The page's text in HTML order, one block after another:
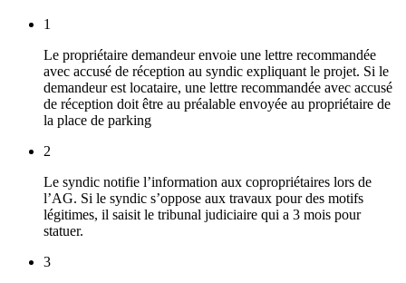
1
Le propriétaire demandeur envoie une lettre recommandée
avec accusé de réception au syndic expliquant le projet. Si le
demandeur est locataire, une lettre recommandée avec accusé
de réception doit être au préalable envoyée au propriétaire de
la place de parking
2
Le syndic notifie l’information aux copropriétaires lors de
l’AG. Si le syndic s’oppose aux travaux pour des motifs
légitimes, il saisit le tribunal judiciaire qui a 3 mois pour
statuer.
3